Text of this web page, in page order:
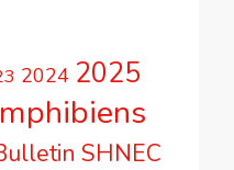
2024 2025
SHNEC